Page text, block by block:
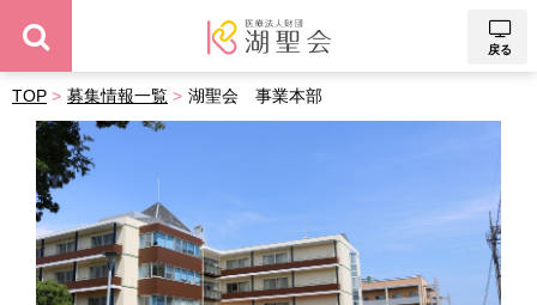
戻る
TOP 募集情報一覧 湖聖会 事業本部